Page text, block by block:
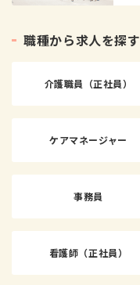
職種から求人を探す
介護職員（正社員）
ケアマネージャー
事務員
看護師（正社員）